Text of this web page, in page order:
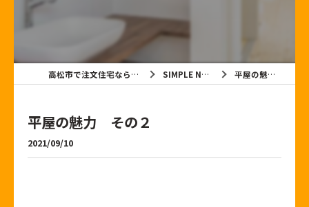
高松市で注文住宅なら有限会社黒石建設 SIMPLE NOTE BLOG 平屋の魅力 その２
平屋の魅力 その２
2021/09/10